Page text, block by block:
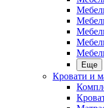
Еще
Кровати и